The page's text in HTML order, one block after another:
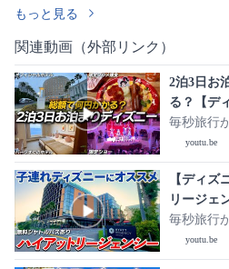
もっと見る
関連動画（外部リンク）
2泊3日お
る？【デ
ズニーラ
京ベイ舞
毎秒旅行
youtu.be
【ディズ
リージェ
高！家族
ィズニー
毎秒旅行
youtu.be